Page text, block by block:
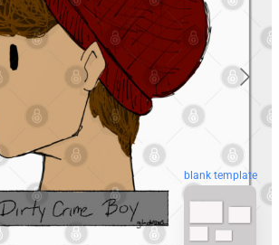
blank template